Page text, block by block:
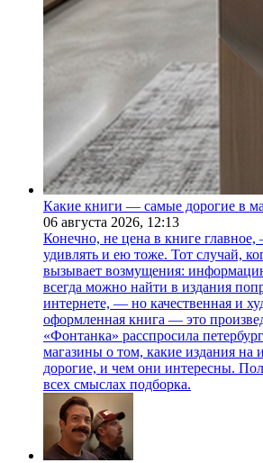
Какие книги — самые дорогие в
06 августа 2026, 12:13
Конечно, не цена в книге
удивлять и ею тоже. Тот случай,
вызывает возмущения:
всегда можно найти в издания
интернете, — но качественная и
оформленная книга — это
«Фонтанка» расспросила
магазины о том, какие издания
дорогие, и чем они интересны.
всех смыслах подборка.